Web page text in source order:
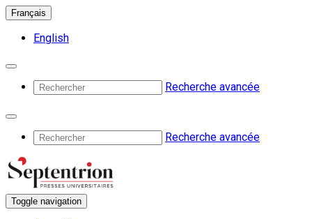
Français
English
Recherche avancée
Recherche avancée
Toggle navigation